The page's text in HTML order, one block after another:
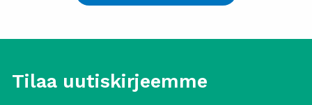
Tilaa uutiskirjeemme